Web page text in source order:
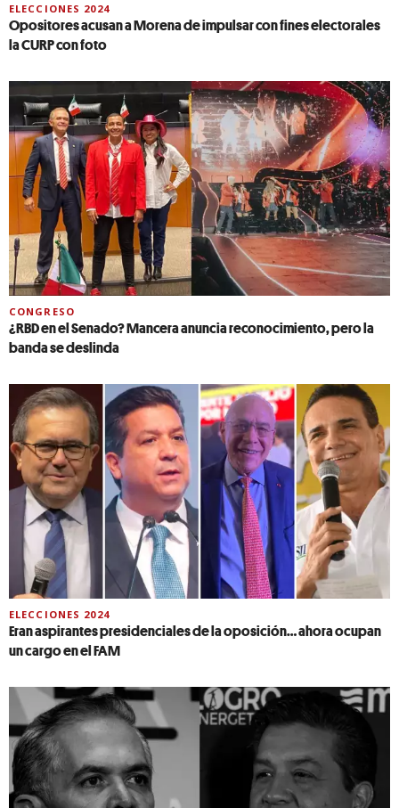
ELECCIONES 2024
Opositores acusan a Morena de impulsar con fines electorales
la CURP con foto
CONGRESO
¿RBD en el Senado? Mancera anuncia reconocimiento, pero la
banda se deslinda
ELECCIONES 2024
Eran aspirantes presidenciales de la oposición… ahora ocupan
un cargo en el FAM